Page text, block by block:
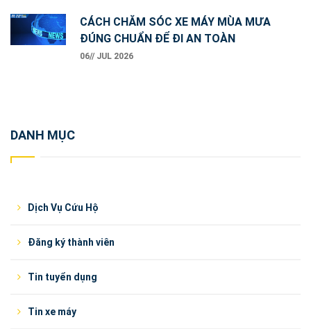
CÁCH CHĂM SÓC XE MÁY MÙA MƯA
ĐÚNG CHUẨN ĐỂ ĐI AN TOÀN
06// JUL 2026
DANH MỤC
Dịch Vụ Cứu Hộ
Đăng ký thành viên
Tin tuyển dụng
Tin xe máy